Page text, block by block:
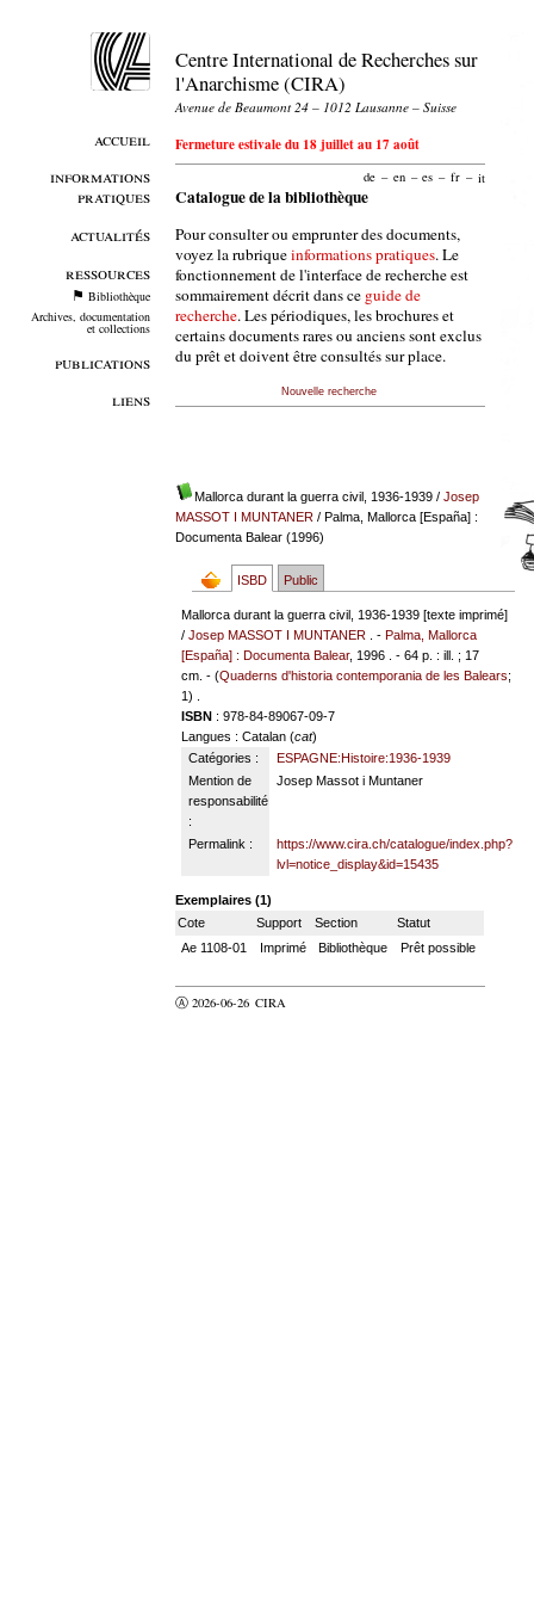
accueil
informations
pratiques
actualités
ressources
Bibliothèque
Archives, documentation
et collections
publications
liens
Centre International de Recherches sur
l'Anarchisme (CIRA)
Avenue de Beaumont 24 – 1012 Lausanne – Suisse
Fermeture estivale du 18 juillet au 17 août
de – en – es – fr – it
Catalogue de la bibliothèque
Pour consulter ou emprunter des documents,
voyez la rubriqueinformations pratiques. Le
fonctionnement de l'interface de recherche est
sommairement décrit dans ce guide de
recherche. Les périodiques, les brochures et
certains documents rares ou anciens sont exclus
du prêt et doivent être consultés sur place.
Nouvelle recherche
Mallorca durant la guerra civil, 1936-1939/ Josep
MASSOT I MUNTANER/ Palma, Mallorca [España] :
Documenta Balear (1996)
ISBD Public
Mallorca durant la guerra civil, 1936-1939 [texte imprimé]
/Josep MASSOT I MUNTANER . -Palma, Mallorca
[España] : Documenta Balear, 1996 . - 64 p. : ill. ; 17
cm. - (Quaderns d'historia contemporania de les Balears;
1) .
ISBN : 978-84-89067-09-7
Langues : Catalan (cat)
Catégories :
ESPAGNE:Histoire:1936-1939
Mention de
responsabilité
:
Josep Massot i Muntaner
Permalink :
https://www.cira.ch/catalogue/index.php?
lvl=notice_display&id=15435
Exemplaires (1)
Cote
Support Section
Statut
Ae 1108-01
Imprimé Bibliothèque Prêt possible
Ⓐ 2026-06-26 CIRA